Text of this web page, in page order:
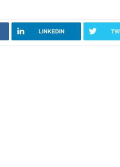
LINKEDIN